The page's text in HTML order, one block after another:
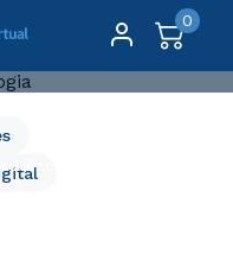
0
Ciência Política
6 meses